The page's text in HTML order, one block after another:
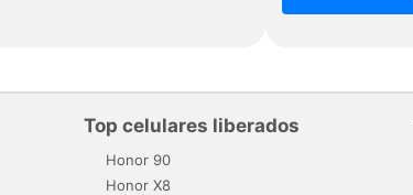
Top celulares liberados
Honor 90
Honor X8